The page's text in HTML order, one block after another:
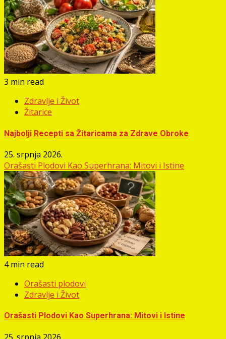
3 min read
Zdravlje i Život
Žitarice
Najbolji Recepti sa Žitaricama za Zdrave Obroke
25. srpnja 2026.
Orašasti Plodovi Kao Superhrana: Mitovi i Istine
4 min read
Orašasti plodovi
Zdravlje i Život
Orašasti Plodovi Kao Superhrana: Mitovi i Istine
25. srpnja 2026.